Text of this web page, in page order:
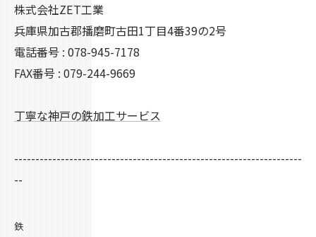
株式会社ZET工業
兵庫県加古郡播磨町古田1丁目4番39の2号
電話番号 : 078-945-7178
FAX番号 : 079-244-9669
丁寧な神戸の鉄加工サービス
--------------------------------------------------------------------
--
鉄